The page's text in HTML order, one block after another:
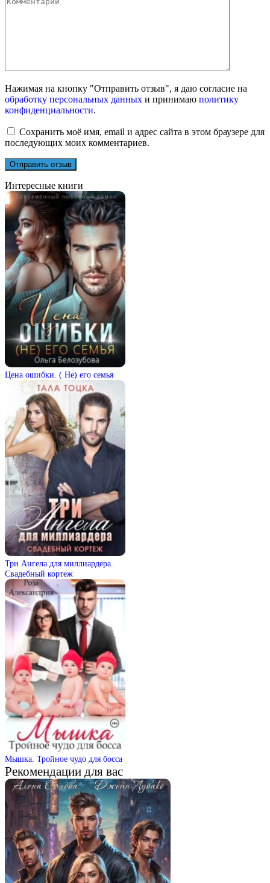
Нажимая на кнопку "Отправить отзыв", я даю согласие на
обработку персональных данных и принимаю политику
конфиденциальности.
Сохранить моё имя, email и адрес сайта в этом браузере для
последующих моих комментариев.
Интересные книги
Цена ошибки. ( Не) его семья
Три Ангела для миллиардера.
Свадебный кортеж
Мышка. Тройное чудо для босса
Рекомендации для вас